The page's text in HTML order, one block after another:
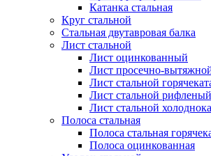
Катанка стальная
Круг стальной
Стальная двутавровая балка
Лист стальной
Лист оцинкованный
Лист просечно-
Лист стальной
Лист стальной рифленый
Лист стальной
Полоса стальная
Полоса стальная
Полоса оцинкованная